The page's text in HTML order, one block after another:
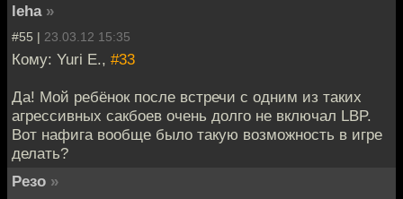
leha »
#55 | 23.03.12 15:35
Кому: Yuri E., #33
Да! Мой ребёнок после встречи с одним из таких
агрессивных сакбоев очень долго не включал LBP.
Вот нафига вообще было такую возможность в игре
делать?
Резо »